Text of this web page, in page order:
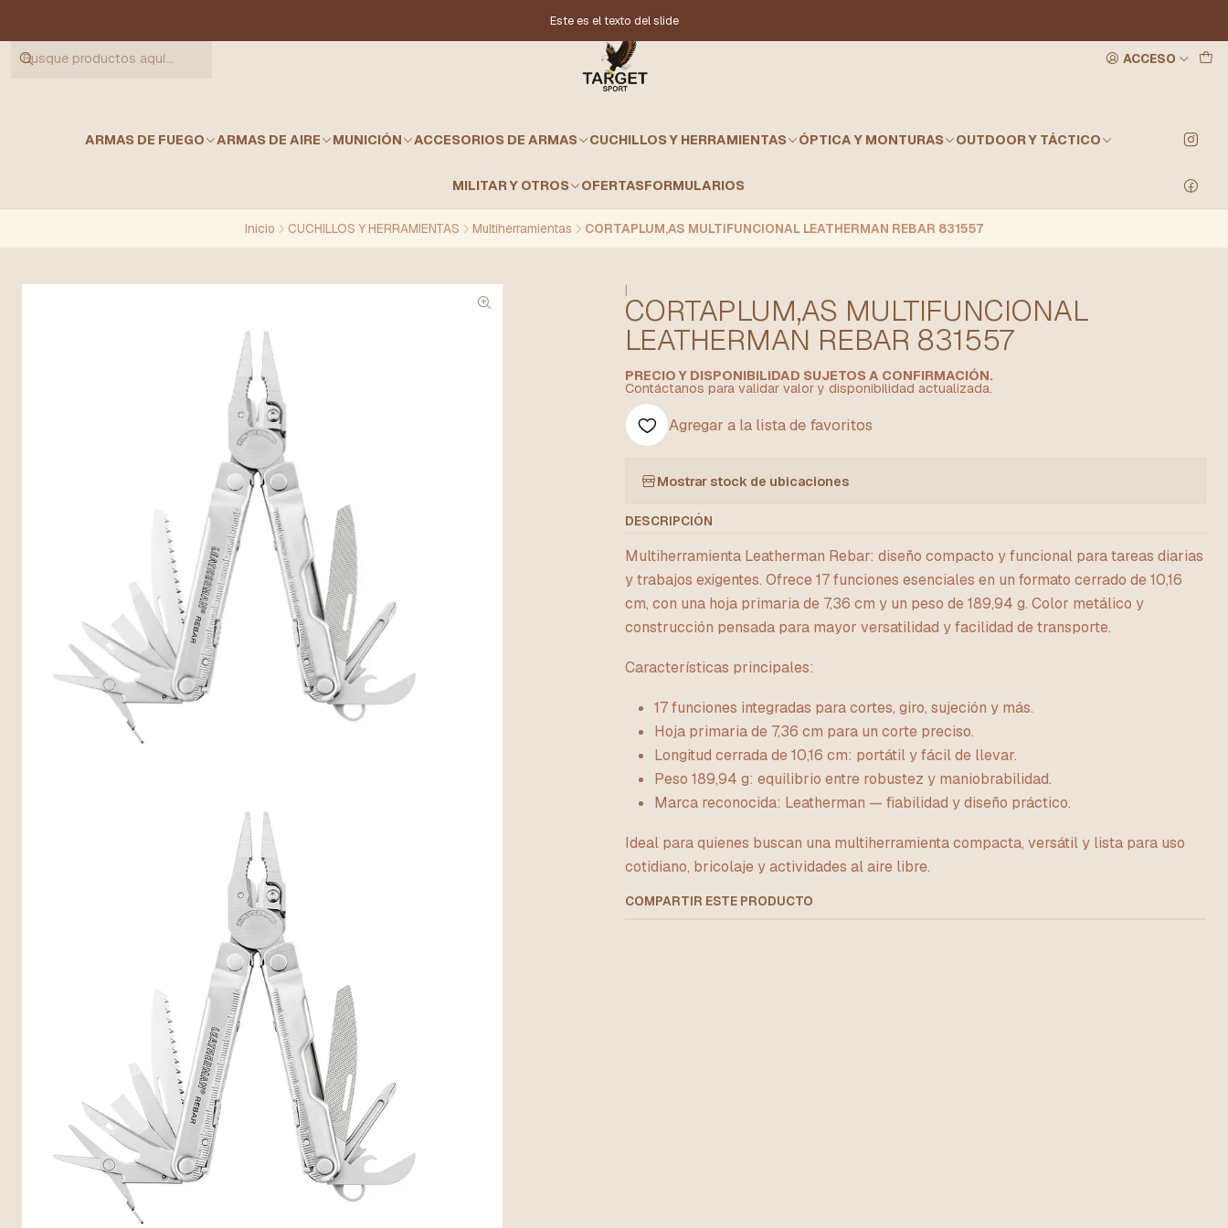
ACCESO
ARMAS DE FUEGO ARMAS DE AIRE MUNICIÓN ACCESORIOS DE ARMAS CUCHILLOS Y HERRAMIENTAS ÓPTICA Y MONTURAS OUTDOOR Y TÁCTICO
MILITAR Y OTROS OFERTASFORMULARIOS
Este es el texto del slide
Inicio CUCHILLOS Y HERRAMIENTAS Multiherramientas CORTAPLUM,AS MULTIFUNCIONAL LEATHERMAN REBAR 831557
|
CORTAPLUM,AS MULTIFUNCIONAL
LEATHERMAN REBAR 831557
PRECIO Y DISPONIBILIDAD SUJETOS A CONFIRMACIÓN.
Contáctanos para validar valor y disponibilidad actualizada.
Agregar a la lista de favoritos
Mostrar stock de ubicaciones
DESCRIPCIÓN
Multiherramienta Leatherman Rebar: diseño compacto y funcional para tareas diarias
y trabajos exigentes. Ofrece 17 funciones esenciales en un formato cerrado de 10,16
cm, con una hoja primaria de 7,36 cm y un peso de 189,94 g. Color metálico y
construcción pensada para mayor versatilidad y facilidad de transporte.
Características principales:
17 funciones integradas para cortes, giro, sujeción y más.
Hoja primaria de 7,36 cm para un corte preciso.
Longitud cerrada de 10,16 cm: portátil y fácil de llevar.
Peso 189,94 g: equilibrio entre robustez y maniobrabilidad.
Marca reconocida: Leatherman — fiabilidad y diseño práctico.
Ideal para quienes buscan una multiherramienta compacta, versátil y lista para uso
cotidiano, bricolaje y actividades al aire libre.
COMPARTIR ESTE PRODUCTO